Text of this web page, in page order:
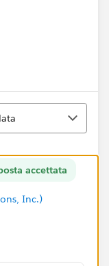
accettata
Inc.)